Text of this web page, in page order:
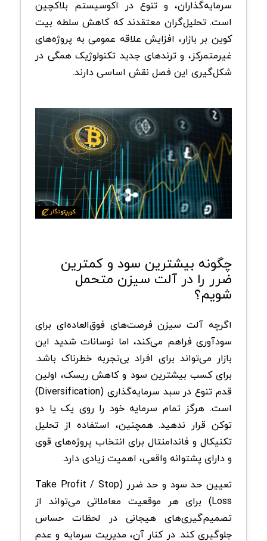
سرمایه‌گذاران، و تنوع در اکوسیستم بلاکچین
است. تحلیل‌گران معتقدند که کاهش سلطه بیت‌
کوین بر بازار، افزایش علاقه عمومی به پروژه‌های
غیرمتمرکز، و ترندهای جدید تکنولوژیک همگی در
شکل‌گیری این فصل نقش اساسی دارند.
چگونه بیشترین سود و کمترین
ضرر را در آلت سیزن متحمل
شویم؟
اگرچه آلت سیزن فرصت‌های فوق‌العاده‌ای برای
سودآوری فراهم می‌کند، اما نوسانات شدید این
بازار می‌تواند برای افراد بی‌تجربه خطرناک باشد.
برای کسب بیشترین سود و کاهش ریسک، اولین
قدم تنوع در سبد سرمایه‌گذاری (Diversification)
است. هرگز تمام سرمایه خود را روی یک یا دو
توکن قرار ندهید. همچنین، استفاده از تحلیل
تکنیکال و فاندامنتال برای انتخاب پروژه‌های قوی
و دارای پشتوانه واقعی، اهمیت زیادی دارد.
تعیین حد سود و حد ضرر (Take Profit / Stop
Loss) برای هر موقعیت معاملاتی می‌تواند از
تصمیم‌گیری‌های هیجانی در لحظات حساس
جلوگیری کند. در کنار آن، مدیریت سرمایه و عدم